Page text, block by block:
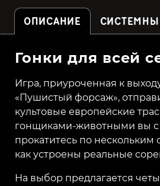
ОПИСАНИЕ
Гонки для всей
Игра, приуроченная к
«Пушистый форсаж»,
культовые европейские
гонщиками-животными вы с
прокатитесь по нескольким
как устроены реальные
На выбор предлагается